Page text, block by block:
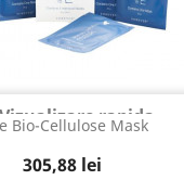
Bio-Cellulose Mask
Pret
305,88 lei
Vizualizare rapida